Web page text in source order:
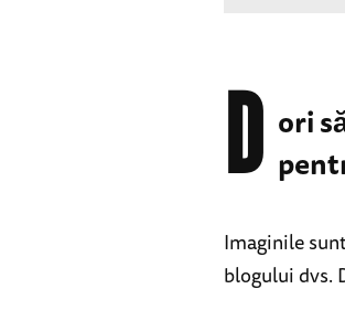
D ori
Imaginile
blogului dvs.